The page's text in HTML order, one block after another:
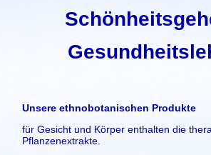
Unsere ethnobotanischen Produkte
für Gesicht und Körper enthalten die
Pflanzenextrakte.